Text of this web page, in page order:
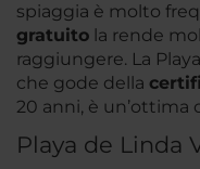
spiaggia è molto
gratuito la rende
raggiungere. La
che gode della
20 anni, è un’ottima
Playa de Linda